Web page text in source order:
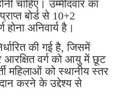
चाहिए। उम्मीदवार का
बोर्ड से 10+2
होना अनिवार्य है।
की गई है, जिसमें
आरक्षित वर्ग को आयु में छूट
महिलाओं को स्थानीय स्तर
करने के उद्देश्य से